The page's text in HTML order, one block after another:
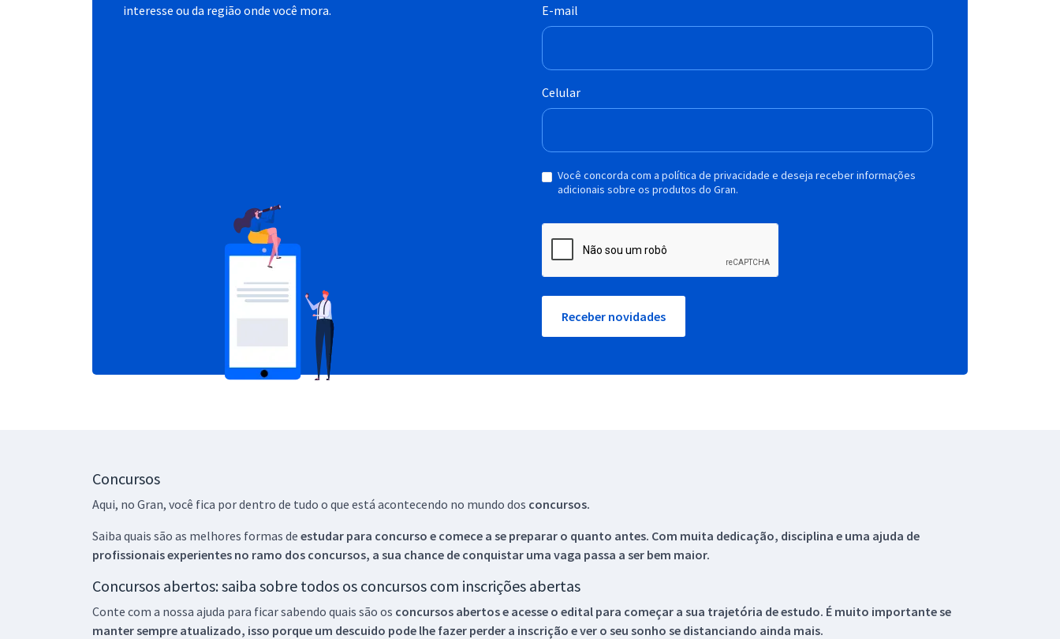
interesse ou da região onde você mora.
E-mail
Celular
Você concorda com a política de privacidade e deseja receber informações
adicionais sobre os produtos do Gran.
Receber novidades
Concursos
Aqui, no Gran, você fica por dentro de tudo o que está acontecendo no mundo dos concursos.
Saiba quais são as melhores formas de estudar para concurso e comece a se preparar o quanto antes. Com muita dedicação, disciplina e uma ajuda de
profissionais experientes no ramo dos concursos, a sua chance de conquistar uma vaga passa a ser bem maior.
Concursos abertos: saiba sobre todos os concursos com inscrições abertas
Conte com a nossa ajuda para ficar sabendo quais são os concursos abertos e acesse o edital para começar a sua trajetória de estudo. É muito importante se
manter sempre atualizado, isso porque um descuido pode lhe fazer perder a inscrição e ver o seu sonho se distanciando ainda mais.